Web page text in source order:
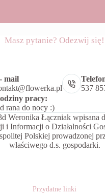
Masz pytanie? Odezwij się!
mail
537
pracy:
rana do nocy :)
Weronika Łączniak wpisana
i Informacji o Działalności
Polskiej prowadzonej
właściwego d.s. gospodarki.
Przydatne linki